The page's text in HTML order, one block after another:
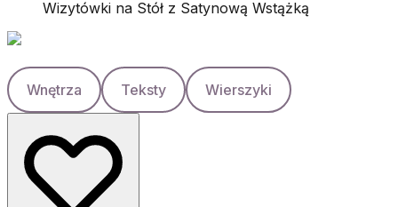
Wizytówki na Stół z Satynową Wstążką
Wnętrza Teksty Wierszyki